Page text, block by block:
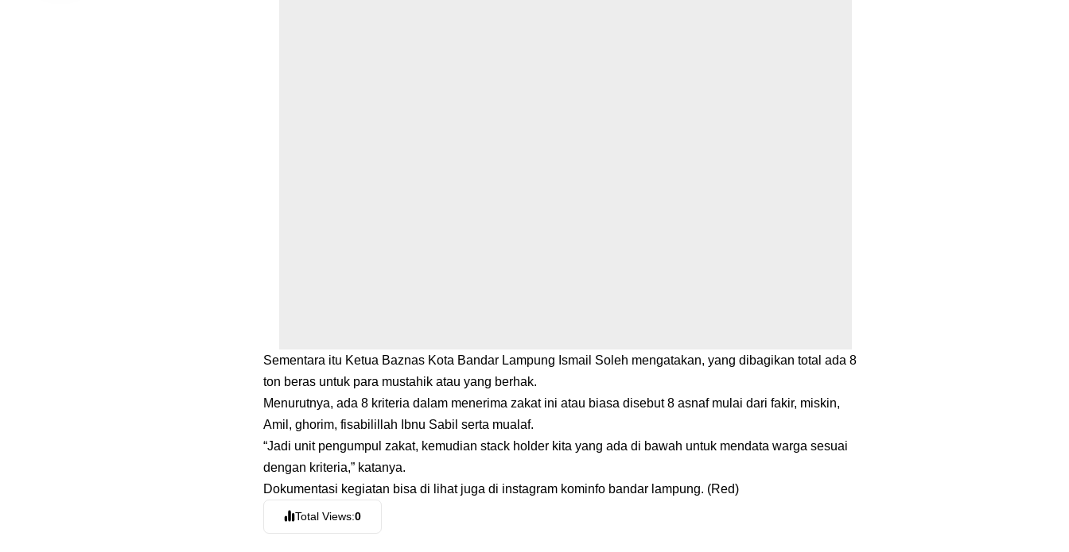
Sementara itu Ketua Baznas Kota Bandar Lampung Ismail Soleh mengatakan, yang dibagikan total ada 8
ton beras untuk para mustahik atau yang berhak.
Menurutnya, ada 8 kriteria dalam menerima zakat ini atau biasa disebut 8 asnaf mulai dari fakir, miskin,
Amil, ghorim, fisabilillah Ibnu Sabil serta mualaf.
“Jadi unit pengumpul zakat, kemudian stack holder kita yang ada di bawah untuk mendata warga sesuai
dengan kriteria,” katanya.
Dokumentasi kegiatan bisa di lihat juga di instagram kominfo bandar lampung. (Red)
Total Views:0